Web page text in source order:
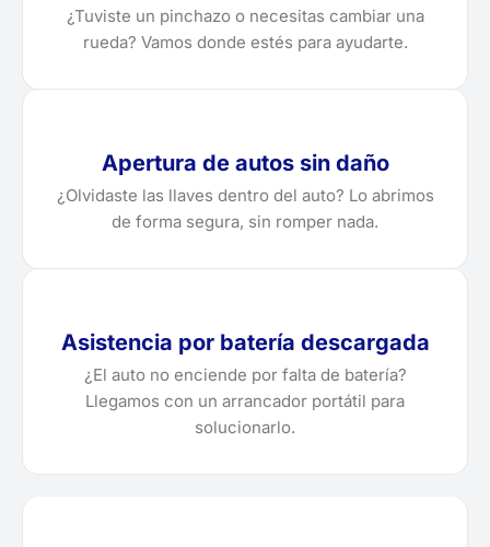
¿Tuviste un pinchazo o necesitas cambiar una
rueda? Vamos donde estés para ayudarte.
Apertura de autos sin daño
¿Olvidaste las llaves dentro del auto? Lo abrimos
de forma segura, sin romper nada.
Asistencia por batería descargada
¿El auto no enciende por falta de batería?
Llegamos con un arrancador portátil para
solucionarlo.